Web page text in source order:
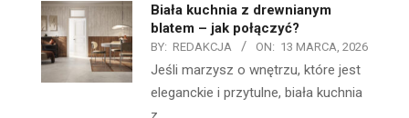
Biała kuchnia z drewnianym
blatem – jak połączyć?
BY: REDAKCJA ON: 13 MARCA, 2026
Jeśli marzysz o wnętrzu, które jest
eleganckie i przytulne, biała kuchnia